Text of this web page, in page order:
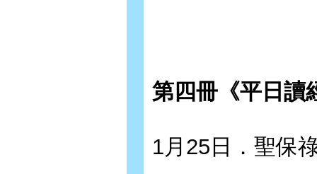
第四冊《平日讀
1月25日．聖保